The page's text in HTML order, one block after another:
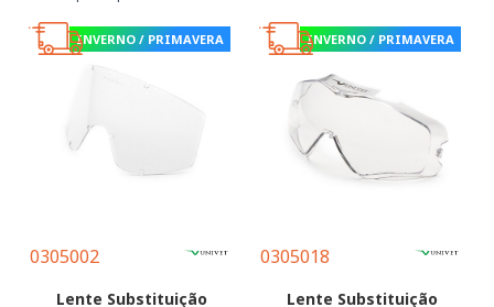
INVERNO / PRIMAVERA
0305002
Lente Substituição
INVERNO / PRIMAVERA
0305018
Lente Substituição